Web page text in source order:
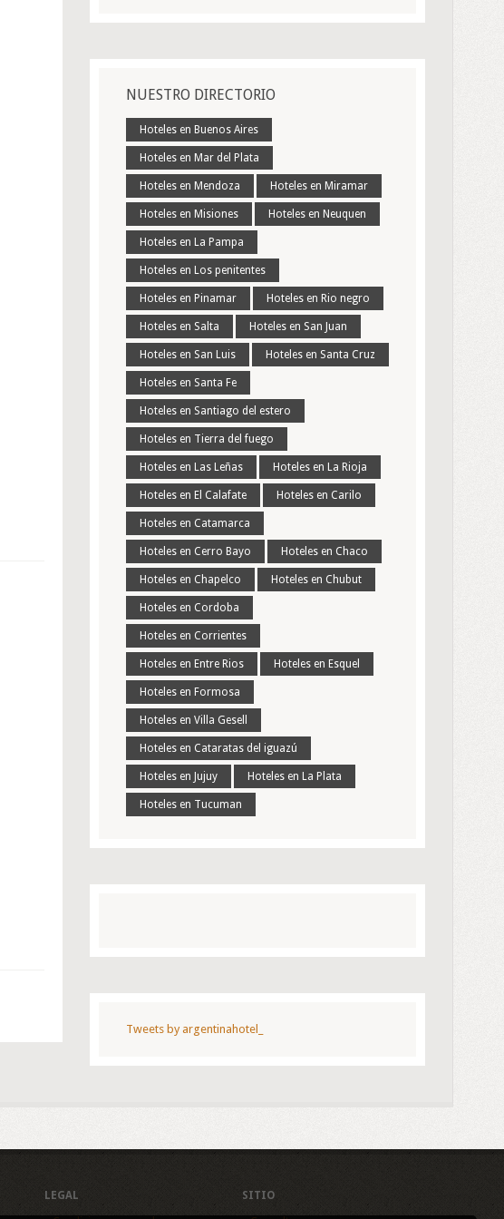
NUESTRO DIRECTORIO
Hoteles en Buenos Aires
Hoteles en Mar del Plata
Hoteles en Mendoza Hoteles en Miramar
Hoteles en Misiones Hoteles en Neuquen
Hoteles en La Pampa
Hoteles en Los penitentes
Hoteles en Pinamar Hoteles en Rio negro
Hoteles en Salta Hoteles en San Juan
Hoteles en San Luis Hoteles en Santa Cruz
Hoteles en Santa Fe
Hoteles en Santiago del estero
Hoteles en Tierra del fuego
Hoteles en Las Leñas Hoteles en La Rioja
Hoteles en El Calafate Hoteles en Carilo
Hoteles en Catamarca
Hoteles en Cerro Bayo Hoteles en Chaco
Hoteles en Chapelco Hoteles en Chubut
Hoteles en Cordoba
Hoteles en Corrientes
Hoteles en Entre Rios Hoteles en Esquel
Hoteles en Formosa
Hoteles en Villa Gesell
Hoteles en Cataratas del iguazú
Hoteles en Jujuy Hoteles en La Plata
Hoteles en Tucuman
Tweets by argentinahotel_
LEGAL SITIO